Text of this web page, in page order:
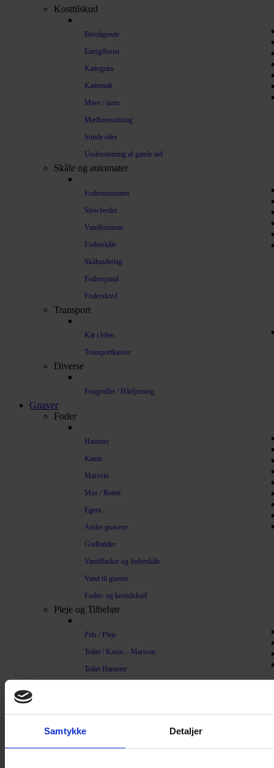
Samtykke Detaljer
Kosttilskud
Beroligende
Energiboost
Kattegræs
Kattemalt
Mave / tarm
Mælkeerstatning
Sunde olier
Understøtning af gamle led
Skåle og automater
Foderautomater
Slowfeeder
Vandfontæne
Foderskåle
Skålunderlag
Foderspand
Foderskovl
Transport
Kat i bilen
Transportkasser
Diverse
Fnugruller / Hårfjerning
Gnaver
Foder
Hamster
Kanin
Marsvin
Mus / Rotter
Egern
Andre gnavere
Godbidder
Vandflasker og foderskåle
Vand til gnaver
Foder- og kosttilskud
Pleje og Tilbehør
Pels / Pleje
Toilet / Kanin – Marsvin
Toilet Hamster
Bure